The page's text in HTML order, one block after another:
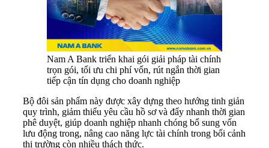
Nam A Bank triển khai gói giải pháp tài chính
trọn gói, tối ưu chi phí vốn, rút ngắn thời gian
tiếp cận tín dụng cho doanh nghiệp
Bộ đôi sản phẩm này được xây dựng theo hướng tinh giản
quy trình, giảm thiểu yêu cầu hồ sơ và đẩy nhanh thời gian
phê duyệt, giúp doanh nghiệp nhanh chóng bổ sung vốn
lưu động trong, nâng cao năng lực tài chính trong bối cảnh
thị trường còn nhiều thách thức.